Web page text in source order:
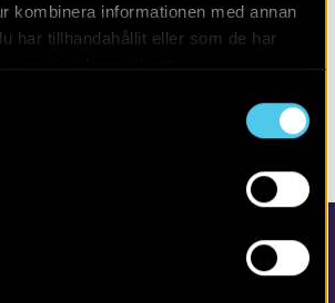
kombinera informationen med annan
har tillhandahållit eller som de har